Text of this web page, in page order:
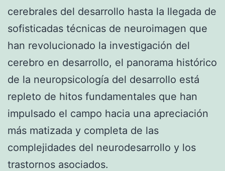
cerebrales del desarrollo hasta la llegada de
sofisticadas técnicas de neuroimagen que
han revolucionado la investigación del
cerebro en desarrollo, el panorama histórico
de la neuropsicología del desarrollo está
repleto de hitos fundamentales que han
impulsado el campo hacia una apreciación
más matizada y completa de las
complejidades del neurodesarrollo y los
trastornos asociados.